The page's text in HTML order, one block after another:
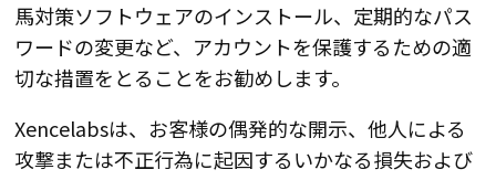
馬対策ソフトウェアのインストール、定期的なパス
ワードの変更など、アカウントを保護するための適
切な措置をとることをお勧めします。
Xencelabsは、お客様の偶発的な開示、他人による
攻撃または不正行為に起因するいかなる損失および